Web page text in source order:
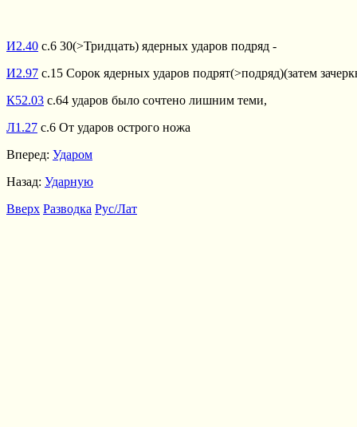
И2.40 с.6 30(>Тридцать) ядерных ударов подряд -
И2.97 с.15 Сорок ядерных ударов подрят(>подряд)(затем
К52.03 с.64 ударов было сочтено лишним теми,
Л1.27 с.6 От ударов острого ножа
Вперед: Ударом
Назад: Ударную
Вверх Разводка Рус/Лат